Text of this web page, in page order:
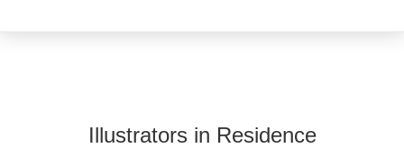
Illustrators in Residence